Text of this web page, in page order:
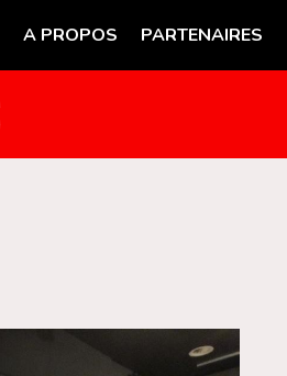
A PROPOS PARTENAIRES